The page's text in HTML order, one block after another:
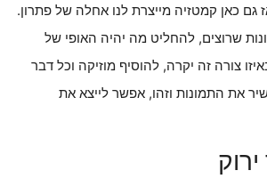
גם כאן קמטזיה מייצרת לנו אחלה של פתרון.
שרוצים, להחליט מה יהיה האופי של
צורה זה יקרה, להוסיף מוזיקה וכל דבר
את התמונות וזהו, אפשר לייצא את